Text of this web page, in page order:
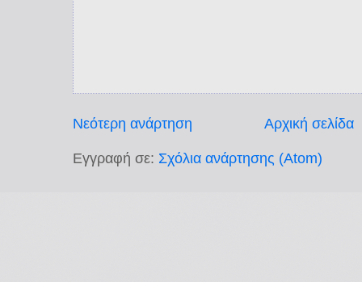
Νεότερη ανάρτηση Αρχική σελίδα
Εγγραφή σε: Σχόλια ανάρτησης (Atom)